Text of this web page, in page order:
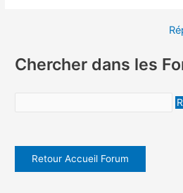
Chercher dans les
Retour Accueil Forum